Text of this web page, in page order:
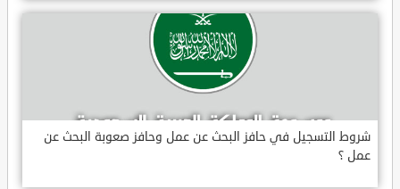
شروط التسجيل في حافز البحث عن عمل وحافز صعوبة البحث عن
عمل ؟